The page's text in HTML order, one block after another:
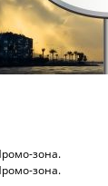
зона.
зона.